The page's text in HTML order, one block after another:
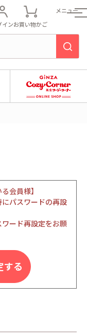
インお買い物かご
メニュー
会員様】
パスワードの再設
ード再設定をお願
する